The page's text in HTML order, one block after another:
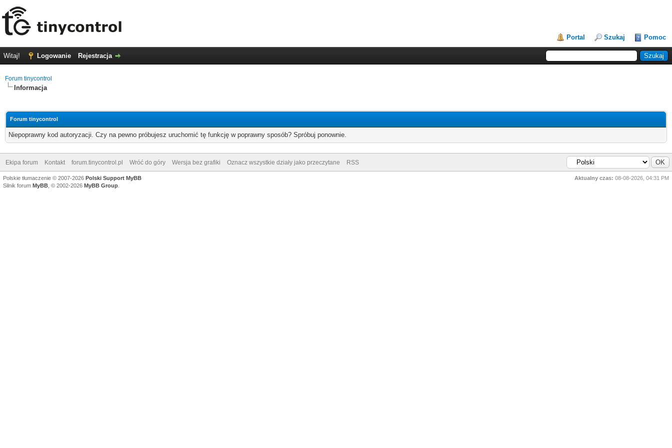
Portal Szukaj Pomoc
Witaj! Logowanie Rejestracja
Forum tinycontrol
Informacja
Forum tinycontrol
Niepoprawny kod autoryzacji. Czy na pewno próbujesz uruchomić tę funkcję w poprawny sposób? Spróbuj ponownie.
Ekipa forum Kontakt forum.tinycontrol.pl Wróć do góry Wersja bez grafiki Oznacz wszystkie działy jako przeczytane RSS
Aktualny czas: 08-08-2026, 04:31 PM
Polskie tłumaczenie © 2007-2026 Polski Support MyBB
Silnik forum MyBB , © 2002-2026 MyBB Group